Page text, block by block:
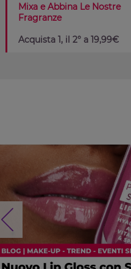
Mixa e Abbina Le Nostre
Fragranze
Acquista 1, il 2° a 19,99€